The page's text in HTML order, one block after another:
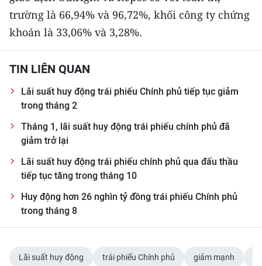
NHÂN DÂN HẰNG THÁNG
MUA BÁO
ĐỌC BÁO IN
中文
FRANÇAIS
РУССКИЙ
ESPAÑOL
한국어
trường là 66,94% và 96,72%, khối công ty chứng
khoán là 33,06% và 3,28%.
TIN LIÊN QUAN
Lãi suất huy động trái phiếu Chính phủ tiếp tục giảm
trong tháng 2
Tháng 1, lãi suất huy động trái phiếu chính phủ đã
giảm trở lại
Lãi suất huy động trái phiếu chính phủ qua đấu thầu
tiếp tục tăng trong tháng 10
Huy động hơn 26 nghìn tỷ đồng trái phiếu Chính phủ
trong tháng 8
Lãi suất huy động trái phiếu Chính phủ giảm mạnh